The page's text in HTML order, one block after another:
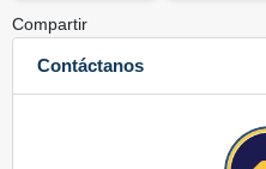
Compartir
Contáctanos